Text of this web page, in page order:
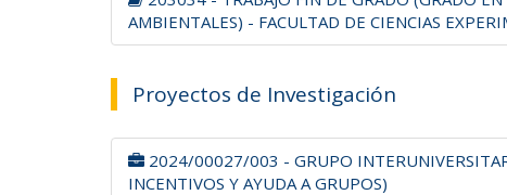
AMBIENTALES) - FACULTAD DE CIENCIAS
Proyectos de Investigación
2024/00027/003 - GRUPO
INCENTIVOS Y AYUDA A GRUPOS)